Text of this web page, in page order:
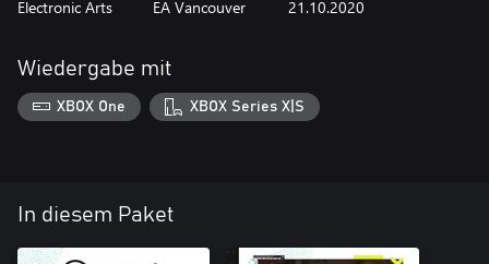
Electronic Arts EA Vancouver 21.10.2020
Wiedergabe mit
XBOX One XBOX Series X|S
In diesem Paket